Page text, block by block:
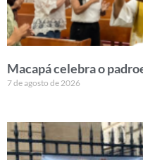
Macapá celebra o
7 de agosto de 2026